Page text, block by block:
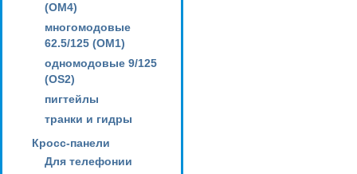
(OM4)
многомодовые
62.5/125 (OM1)
одномодовые 9/125
(OS2)
пигтейлы
транки и гидры
Кросс-панели
Для телефонии